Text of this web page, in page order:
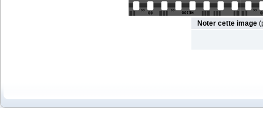
Noter cette image